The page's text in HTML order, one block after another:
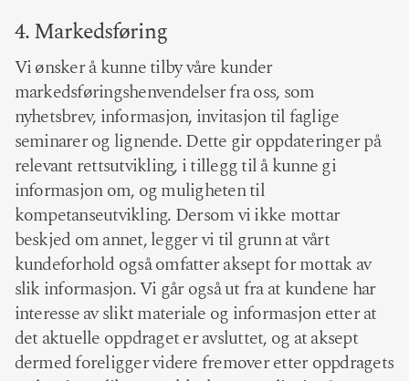
4. Markedsføring
Vi ønsker å kunne tilby våre kunder
markedsføringshenvendelser fra oss, som
nyhetsbrev, informasjon, invitasjon til faglige
seminarer og lignende. Dette gir oppdateringer på
relevant rettsutvikling, i tillegg til å kunne gi
informasjon om, og muligheten til
kompetanseutvikling. Dersom vi ikke mottar
beskjed om annet, legger vi til grunn at vårt
kundeforhold også omfatter aksept for mottak av
slik informasjon. Vi går også ut fra at kundene har
interesse av slikt materiale og informasjon etter at
det aktuelle oppdraget er avsluttet, og at aksept
dermed foreligger videre fremover etter oppdragets